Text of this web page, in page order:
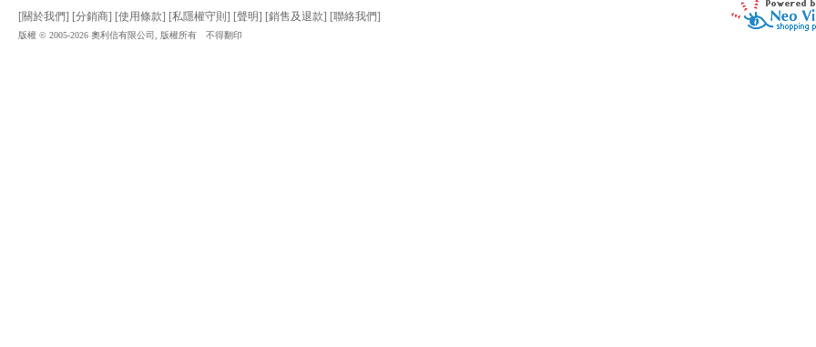
[關於我們] [分銷商] [使用條款] [私隱權守則] [聲明] [銷售及退款] [聯絡我們]
版權 © 2005-2026 奧利信有限公司, 版權所有 不得翻印